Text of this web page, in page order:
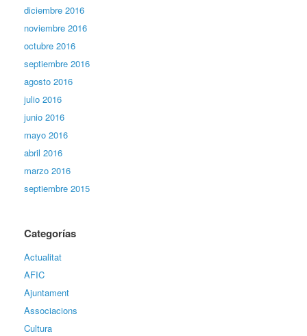
diciembre 2016
noviembre 2016
octubre 2016
septiembre 2016
agosto 2016
julio 2016
junio 2016
mayo 2016
abril 2016
marzo 2016
septiembre 2015
Categorías
Actualitat
AFIC
Ajuntament
Associacions
Cultura